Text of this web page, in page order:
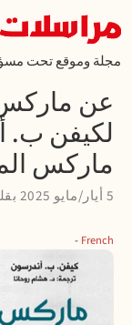
تجاوز إلى المحتوى
مجلة وموقع تحت
عن
لكيفن ب.
ماركس
5 أيار/مايو 2025
French